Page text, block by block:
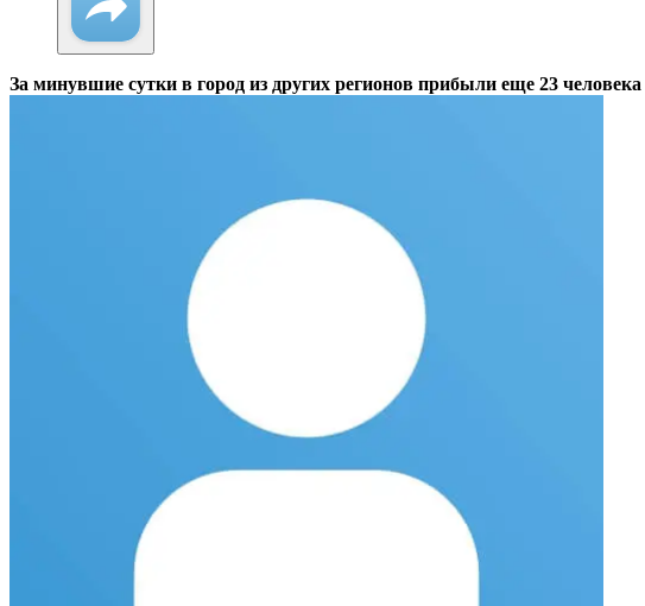
За минувшие сутки в город из других регионов прибыли еще 23 человека